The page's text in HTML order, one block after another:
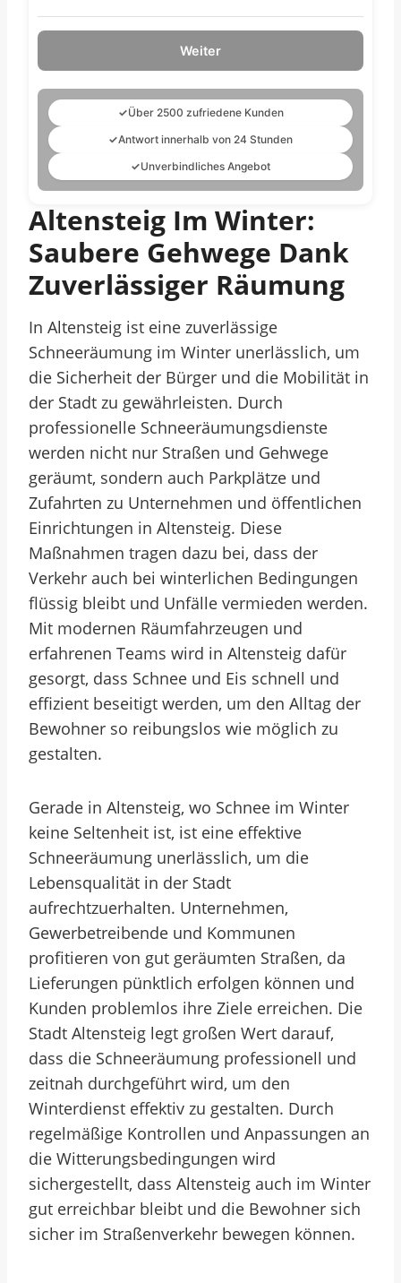
Weiter
✓Über 2500 zufriedene Kunden
✓Antwort innerhalb von 24 Stunden
✓Unverbindliches Angebot
Altensteig Im Winter:
Saubere Gehwege Dank
Zuverlässiger Räumung
In Altensteig ist eine zuverlässige
Schneeräumung im Winter unerlässlich, um
die Sicherheit der Bürger und die Mobilität in
der Stadt zu gewährleisten. Durch
professionelle Schneeräumungsdienste
werden nicht nur Straßen und Gehwege
geräumt, sondern auch Parkplätze und
Zufahrten zu Unternehmen und öffentlichen
Einrichtungen in Altensteig. Diese
Maßnahmen tragen dazu bei, dass der
Verkehr auch bei winterlichen Bedingungen
flüssig bleibt und Unfälle vermieden werden.
Mit modernen Räumfahrzeugen und
erfahrenen Teams wird in Altensteig dafür
gesorgt, dass Schnee und Eis schnell und
effizient beseitigt werden, um den Alltag der
Bewohner so reibungslos wie möglich zu
gestalten.
Gerade in Altensteig, wo Schnee im Winter
keine Seltenheit ist, ist eine effektive
Schneeräumung unerlässlich, um die
Lebensqualität in der Stadt
aufrechtzuerhalten. Unternehmen,
Gewerbetreibende und Kommunen
profitieren von gut geräumten Straßen, da
Lieferungen pünktlich erfolgen können und
Kunden problemlos ihre Ziele erreichen. Die
Stadt Altensteig legt großen Wert darauf,
dass die Schneeräumung professionell und
zeitnah durchgeführt wird, um den
Winterdienst effektiv zu gestalten. Durch
regelmäßige Kontrollen und Anpassungen an
die Witterungsbedingungen wird
sichergestellt, dass Altensteig auch im Winter
gut erreichbar bleibt und die Bewohner sich
sicher im Straßenverkehr bewegen können.